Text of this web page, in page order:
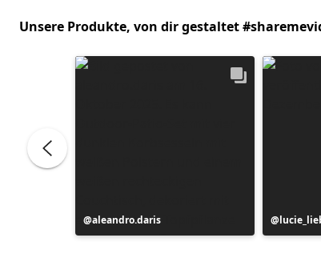
Unsere Produkte, von dir gestaltet
Beitrag
veröffentlicht
aleandro.daris
Beitrag